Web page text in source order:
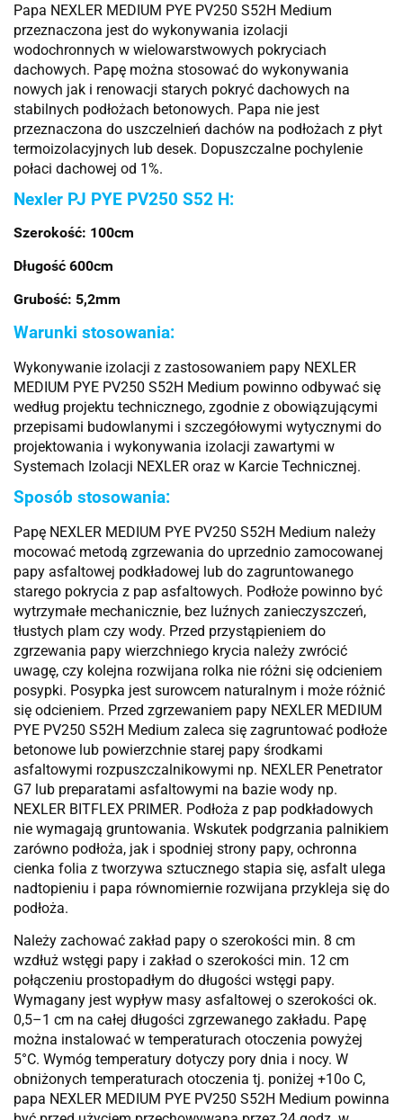
Papa NEXLER MEDIUM PYE PV250 S52H Medium
przeznaczona jest do wykonywania izolacji
wodochronnych w wielowarstwowych pokryciach
dachowych. Papę można stosować do wykonywania
nowych jak i renowacji starych pokryć dachowych na
stabilnych podłożach betonowych. Papa nie jest
przeznaczona do uszczelnień dachów na podłożach z płyt
termoizolacyjnych lub desek. Dopuszczalne pochylenie
połaci dachowej od 1%.
Nexler PJ PYE PV250 S52 H:
Szerokość: 100cm
Długość 600cm
Grubość: 5,2mm
Warunki stosowania:
Wykonywanie izolacji z zastosowaniem papy NEXLER
MEDIUM PYE PV250 S52H Medium powinno odbywać się
według projektu technicznego, zgodnie z obowiązującymi
przepisami budowlanymi i szczegółowymi wytycznymi do
projektowania i wykonywania izolacji zawartymi w
Systemach Izolacji NEXLER oraz w Karcie Technicznej.
Sposób stosowania:
Papę NEXLER MEDIUM PYE PV250 S52H Medium należy
mocować metodą zgrzewania do uprzednio zamocowanej
papy asfaltowej podkładowej lub do zagruntowanego
starego pokrycia z pap asfaltowych. Podłoże powinno być
wytrzymałe mechanicznie, bez luźnych zanieczyszczeń,
tłustych plam czy wody. Przed przystąpieniem do
zgrzewania papy wierzchniego krycia należy zwrócić
uwagę, czy kolejna rozwijana rolka nie różni się odcieniem
posypki. Posypka jest surowcem naturalnym i może różnić
się odcieniem. Przed zgrzewaniem papy NEXLER MEDIUM
PYE PV250 S52H Medium zaleca się zagruntować podłoże
betonowe lub powierzchnie starej papy środkami
asfaltowymi rozpuszczalnikowymi np. NEXLER Penetrator
G7 lub preparatami asfaltowymi na bazie wody np.
NEXLER BITFLEX PRIMER. Podłoża z pap podkładowych
nie wymagają gruntowania. Wskutek podgrzania palnikiem
zarówno podłoża, jak i spodniej strony papy, ochronna
cienka folia z tworzywa sztucznego stapia się, asfalt ulega
nadtopieniu i papa równomiernie rozwijana przykleja się do
podłoża.
Należy zachować zakład papy o szerokości min. 8 cm
wzdłuż wstęgi papy i zakład o szerokości min. 12 cm
połączeniu prostopadłym do długości wstęgi papy.
Wymagany jest wypływ masy asfaltowej o szerokości ok.
0,5–1 cm na całej długości zgrzewanego zakładu. Papę
można instalować w temperaturach otoczenia powyżej
5°C. Wymóg temperatury dotyczy pory dnia i nocy. W
obniżonych temperaturach otoczenia tj. poniżej +10o C,
papa NEXLER MEDIUM PYE PV250 S52H Medium powinna